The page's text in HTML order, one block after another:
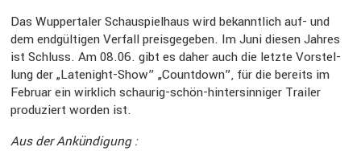
Das Wupper­taler Schau­spiel­haus wird bekannt­lich auf- und
dem endgül­tigen Verfall preis­ge­geben. Im Juni diesen Jahres
ist Schluss. Am 08.06. gibt es daher auch die letzte Vorstel­
lung der „Latenight-Show” „Count­down”, für die bereits im
Februar ein wirklich schaurig-schön-hinter­sin­niger Trailer
produ­ziert worden ist.
Aus der Ankün­di­gung :